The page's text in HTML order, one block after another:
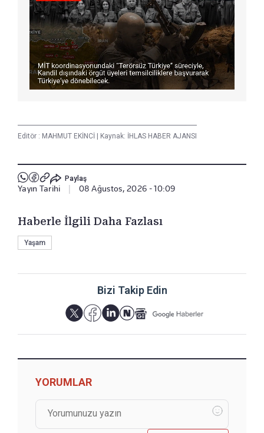
Editör : MAHMUT EKİNCİ Kaynak: İHLAS HABER AJANSI
Paylaş
Yayın Tarihi 08 Ağustos, 2026 - 10:09
Haberle İlgili Daha Fazlası
Yaşam
Bizi Takip Edin
YORUMLAR